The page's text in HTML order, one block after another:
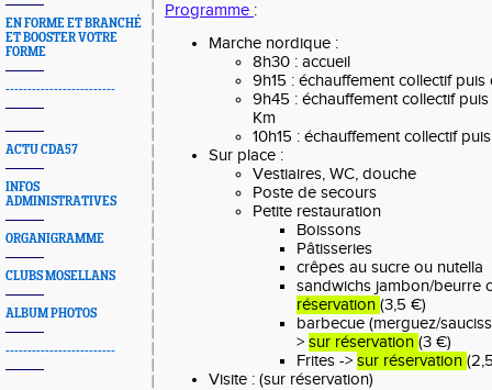
EN FORME ET BRANCHÉ
ET BOOSTER VOTRE
FORME
-------------------------
ACTU CDA57
INFOS
ADMINISTRATIVES
ORGANIGRAMME
CLUBS MOSELLANS
ALBUM PHOTOS
-------------------------
Programme :
Marche nordique :
8h30 : accueil
9h15 : échauffement collectif
9h45 : échauffement collectif
Km
10h15 : échauffement collectif
Sur place :
Vestiaires, WC, douche
Poste de secours
Petite restauration
Boissons
Pâtisseries
crêpes au sucre ou nutella
sandwichs jambon/beurre
réservation (3,5 €)
barbecue (merguez/
> sur réservation (3 €)
Frites -> sur réservation
Visite : (sur réservation)